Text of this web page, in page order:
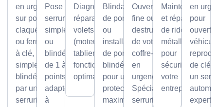
en urgence
sur portes
claquées
ou fermées
à clé,
simples ou
blindées
par un
serrurier
Pose de
serrures,
simples
ou
blindée
de 1 à 5
points,
adaptée
à
Diagnostic et
réparation de
volets roulants
(moteur ou
tablier) pour un
fonctionnement
optimal.
Blindage
de porte
ou
installation
de portes
blindées
pour une
protection
maximale
Ouverture
fine ou par
destruction
de votre
coffre-fort
en
urgence.
Spécialiste
serrurier
Maintenance
et réparation
de rideaux
métalliques
pour
sécuriser
votre
entreprise.
en
pour
de clé
un
expert